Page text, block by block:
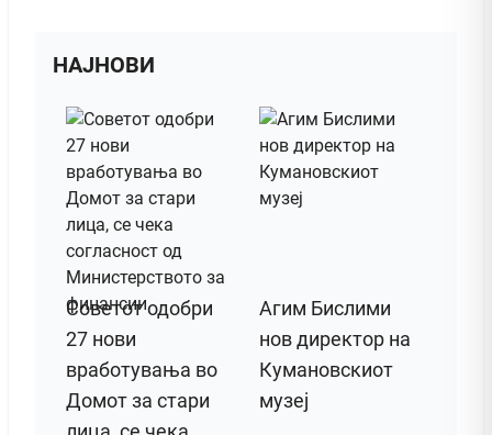
НАЈНОВИ
Советот одобри
27 нови
вработувања во
Домот за стари
Агим Бислими
нов директор на
Кумановскиот
музеј